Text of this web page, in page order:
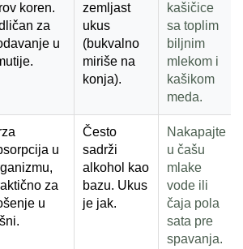
koren.
za
u
zemljast
ukus
(bukvalno
miriše na
konja).
kašičice
sa toplim
biljnim
mlekom i
kašikom
meda.
u
za
u
Često
sadrži
alkohol kao
bazu. Ukus
je jak.
Nakapajte
u čašu
mlake
vode ili
čaja pola
sata pre
spavanja.